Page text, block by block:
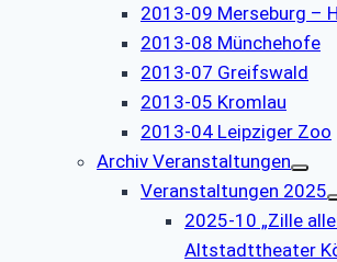
2013-09 Merseburg –
2013-08 Münchehofe
2013-07 Greifswald
2013-05 Kromlau
2013-04 Leipziger Zoo
Archiv Veranstaltungen
Veranstaltungen 2025
2025-10 „Zille
Altstadttheater